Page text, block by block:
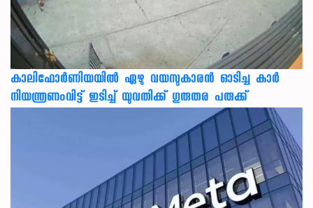
കാലിഫോര്‍ണിയയില്‍ ഏഴു വയസുകാരന്‍ ഓടിച്ച കാര്‍
നിയന്ത്രണംവിട്ട് ഇടിച്ച് യുവതിക്ക് ഗുരുതര പരുക്ക്